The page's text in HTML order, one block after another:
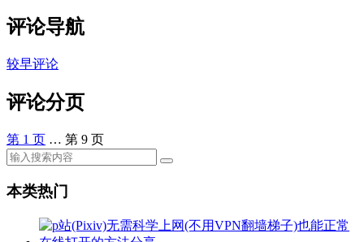
评论导航
较早评论
评论分页
第 1 页 … 第 9 页
本类热门